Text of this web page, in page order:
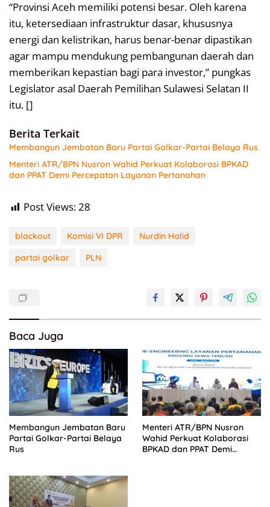
“Provinsi Aceh memiliki potensi besar. Oleh karena
itu, ketersediaan infrastruktur dasar, khususnya
energi dan kelistrikan, harus benar-benar dipastikan
agar mampu mendukung pembangunan daerah dan
memberikan kepastian bagi para investor,” pungkas
Legislator asal Daerah Pemilihan Sulawesi Selatan II
itu. []
Berita Terkait
Membangun Jembatan Baru Partai Golkar-Partai Belaya Rus
Menteri ATR/BPN Nusron Wahid Perkuat Kolaborasi BPKAD
dan PPAT Demi Percepatan Layanan Pertanahan
Post Views:28
blackout Komisi VI DPR
Nurdin Halid
partai golkar
PLN
Baca Juga
Membangun Jembatan Baru
Partai Golkar-Partai Belaya
Rus
Menteri ATR/BPN Nusron
Wahid Perkuat Kolaborasi
BPKAD dan PPAT Demi